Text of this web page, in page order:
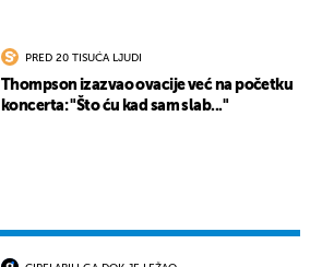
PRED 20 TISUĆA LJUDI
Thompson izazvao ovacije već na početku
koncerta: "Što ću kad sam slab..."